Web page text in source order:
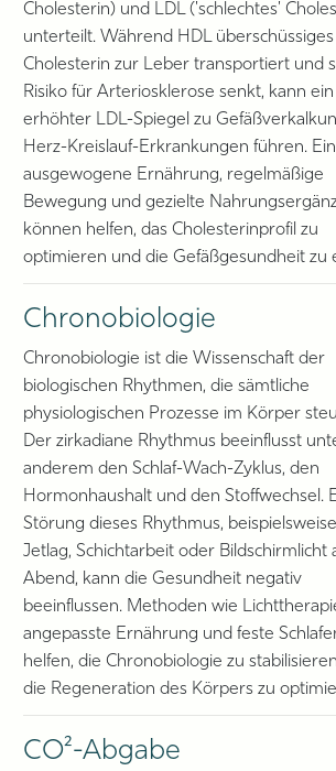
Cholesterin) und LDL ('schlechtes'
unterteilt. Während HDL überschüssiges
Cholesterin zur Leber transportiert und
Risiko für Arteriosklerose senkt, kann ein
erhöhter LDL-Spiegel zu
Herz-Kreislauf-Erkrankungen führen.
ausgewogene Ernährung, regelmäßige
Bewegung und gezielte
können helfen, das Cholesterinprofil zu
optimieren und die Gefäßgesundheit zu
Chronobiologie
Chronobiologie ist die Wissenschaft der
biologischen Rhythmen, die sämtliche
physiologischen Prozesse im Körper
Der zirkadiane Rhythmus beeinflusst
anderem den Schlaf-Wach-Zyklus, den
Hormonhaushalt und den Stoffwechsel.
Störung dieses Rhythmus,
Jetlag, Schichtarbeit oder Bildschirmlicht
Abend, kann die Gesundheit negativ
beeinflussen. Methoden wie
angepasste Ernährung und feste
helfen, die Chronobiologie zu
die Regeneration des Körpers zu
CO²-Abgabe